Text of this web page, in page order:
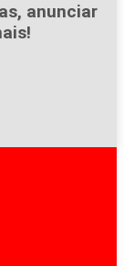
anunciar